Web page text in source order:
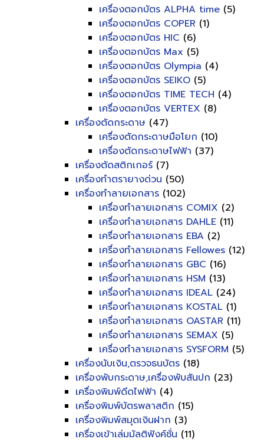
เครื่องตอกบัตร ALPHA time (5)
เครื่องตอกบัตร COPER (1)
เครื่องตอกบัตร HIC (6)
เครื่องตอกบัตร Max (5)
เครื่องตอกบัตร Olympia (4)
เครื่องตอกบัตร SEIKO (5)
เครื่องตอกบัตร TIME TECH (4)
เครื่องตอกบัตร VERTEX (8)
เครื่องตัดกระดาษ (47)
เครื่องตัดกระดาษมือโยก (10)
เครื่องตัดกระดาษไฟฟ้า (37)
เครื่องตัดสติกเกอร์ (7)
เครื่องทำตรายางด่วน (50)
เครื่องทำลายเอกสาร (102)
เครื่องทำลายเอกสาร COMIX (2)
เครื่องทำลายเอกสาร DAHLE (11)
เครื่องทำลายเอกสาร EBA (2)
เครื่องทำลายเอกสาร Fellowes (12)
เครื่องทำลายเอกสาร GBC (16)
เครื่องทำลายเอกสาร HSM (13)
เครื่องทำลายเอกสาร IDEAL (24)
เครื่องทำลายเอกสาร KOSTAL (1)
เครื่องทำลายเอกสาร OASTAR (11)
เครื่องทำลายเอกสาร SEMAX (5)
เครื่องทำลายเอกสาร SYSFORM (5)
เครื่องนับเงิน,ตรวจธนบัตร (18)
เครื่องพับกระดาษ,เครื่องพับสันปก (23)
เครื่องพิมพ์ดีดไฟฟ้า (4)
เครื่องพิมพ์บัตรพลาสติก (15)
เครื่องพิมพ์สมุดเงินฝาก (3)
เครื่องเข้าเล่มมัลติฟังค์ชั่น (11)